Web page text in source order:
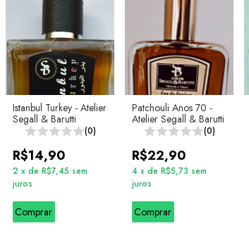
Istanbul Turkey - Atelier
Segall & Barutti
(0)
R$14,90
2 x de R$7,45 sem
juros
Comprar
Patchouli Anos 70 -
Atelier Segall & Barutti
(0)
R$22,90
4 x de R$5,73 sem
juros
Comprar